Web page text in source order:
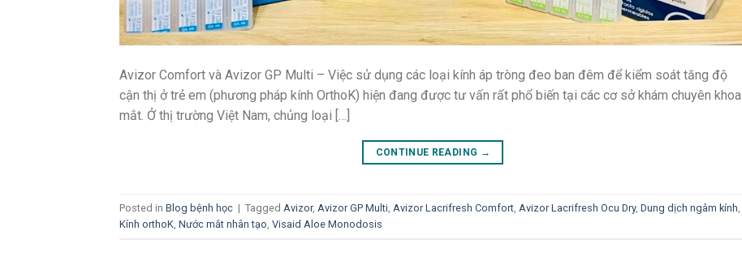
Avizor Comfort và Avizor GP Multi – Việc sử dụng các loại kính áp tròng đeo ban đêm để kiểm soát tăng độ
cận thị ở trẻ em (phương pháp kính OrthoK) hiện đang được tư vấn rất phổ biến tại các cơ sở khám chuyên khoa
mắt. Ở thị trường Việt Nam, chủng loại […]
CONTINUE READING →
Posted in Blog bệnh học | Tagged Avizor, Avizor GP Multi Avizor Lacrifresh Comfort Avizor Lacrifresh Ocu Dry, Dung dịch ngâm kính
Kính orthoK Nước mắt nhân tạo Visaid Aloe Monodosis